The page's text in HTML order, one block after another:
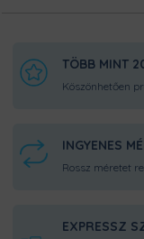
TÖBB MINT
Köszönhetően
INGYENES
Rossz méretet
EXPRESSZ